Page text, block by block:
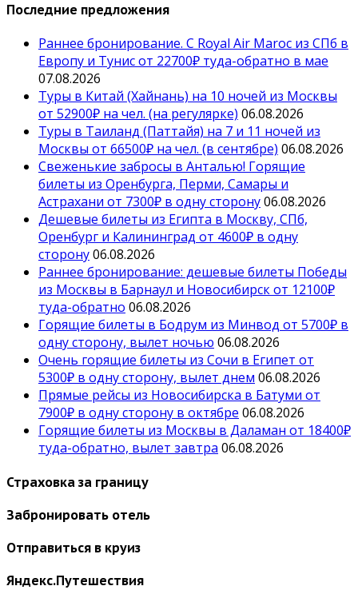
Последние предложения
Раннее бронирование. С Royal Air Maroc из СПб в
Европу и Тунис от 22700₽ туда-обратно в мае
07.08.2026
Туры в Китай (Хайнань) на 10 ночей из Москвы
от 52900₽ на чел. (на регулярке) 06.08.2026
Туры в Таиланд (Паттайя) на 7 и 11 ночей из
Москвы от 66500₽ на чел. (в сентябре) 06.08.2026
Свеженькие забросы в Анталью! Горящие
билеты из Оренбурга, Перми, Самары и
Астрахани от 7300₽ в одну сторону06.08.2026
Дешевые билеты из Египта в Москву, СПб,
Оренбург и Калининград от 4600₽ в одну
сторону06.08.2026
Раннее бронирование: дешевые билеты Победы
из Москвы в Барнаул и Новосибирск от 12100₽
туда-обратно 06.08.2026
Горящие билеты в Бодрум из Минвод от 5700₽ в
одну сторону, вылет ночью 06.08.2026
Очень горящие билеты из Сочи в Египет от
5300₽ в одну сторону, вылет днем 06.08.2026
Прямые рейсы из Новосибирска в Батуми от
7900₽ в одну сторону в октябре 06.08.2026
Горящие билеты из Москвы в Даламан от 18400₽
туда-обратно, вылет завтра 06.08.2026
Страховка за границу
Забронировать отель
Отправиться в круиз
Яндекс.Путешествия